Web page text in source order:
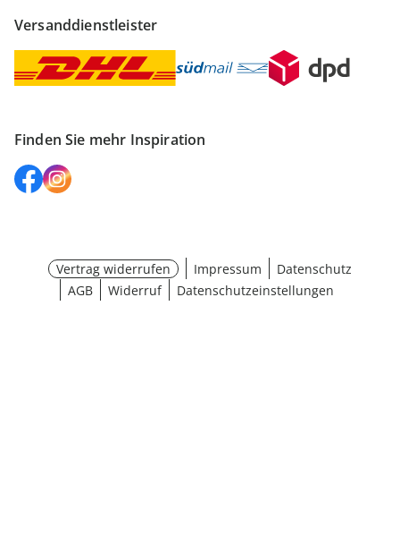
Versanddienstleister
Finden Sie mehr Inspiration
Vertrag widerrufen Impressum
Datenschutz
AGB
Widerruf Datenschutzeinstellungen